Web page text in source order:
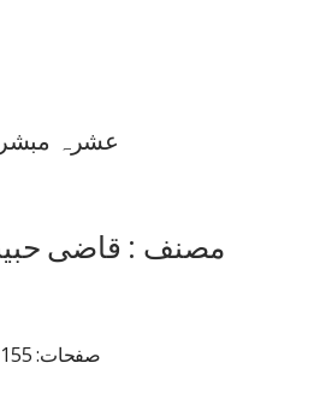
عشرہ
مصنف : قاضی
صفحات: 155